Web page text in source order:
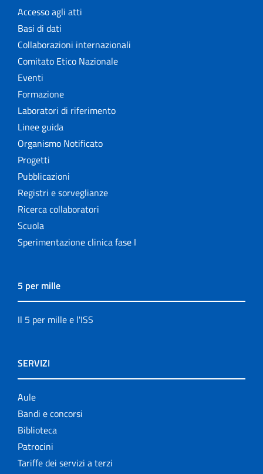
Accesso agli atti
Basi di dati
Collaborazioni internazionali
Comitato Etico Nazionale
Eventi
Formazione
Laboratori di riferimento
Linee guida
Organismo Notificato
Progetti
Pubblicazioni
Registri e sorveglianze
Ricerca collaboratori
Scuola
Sperimentazione clinica fase I
5 per mille
Il 5 per mille e l'ISS
SERVIZI
Aule
Bandi e concorsi
Biblioteca
Patrocini
Tariffe dei servizi a terzi